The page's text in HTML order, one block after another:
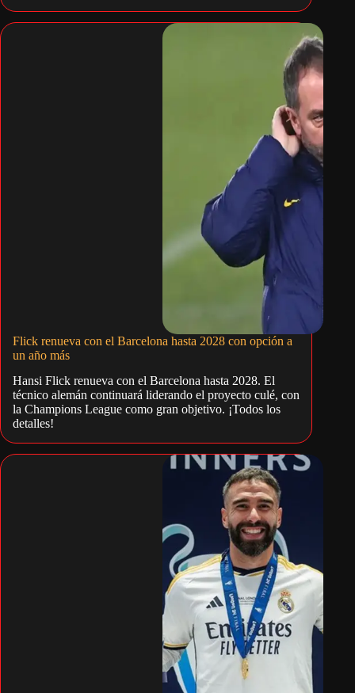
Flick renueva con el Barcelona hasta 2028 con opción a
un año más
Hansi Flick renueva con el Barcelona hasta 2028. El
técnico alemán continuará liderando el proyecto culé, con
la Champions League como gran objetivo. ¡Todos los
detalles!